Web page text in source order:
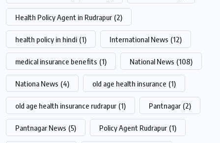
Health Policy Agent in Rudrapur (2)
health policy in hindi (1) International News (12)
medical insurance benefits (1) National News (108)
Nationa News (4) old age health insurance (1)
old age health insurance rudrapur (1) Pantnagar (2)
Pantnagar News (5) Policy Agent Rudrapur (1)